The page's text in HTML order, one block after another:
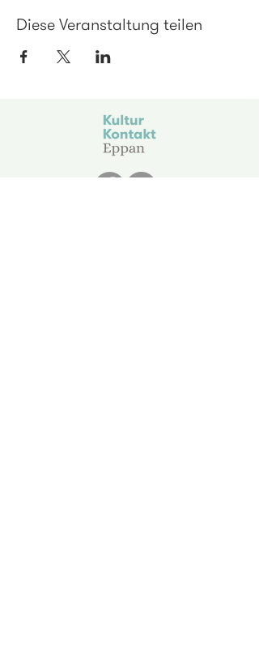
Diese Veranstaltung teilen